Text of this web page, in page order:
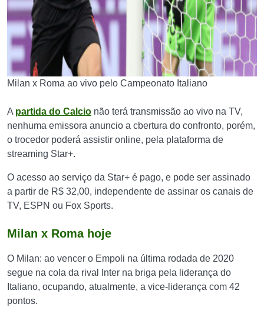
Milan x Roma ao vivo pelo Campeonato Italiano
A partida do Calcio não terá transmissão ao vivo na TV,
nenhuma emissora anuncio a cbertura do confronto, porém,
o trocedor poderá assistir online, pela plataforma de
streaming Star+.
O acesso ao serviço da Star+ é pago, e pode ser assinado
a partir de R$ 32,00, independente de assinar os canais de
TV, ESPN ou Fox Sports.
Milan x Roma hoje
O Milan: ao vencer o Empoli na última rodada de 2020
segue na cola da rival Inter na briga pela liderança do
Italiano, ocupando, atualmente, a vice-liderança com 42
pontos.